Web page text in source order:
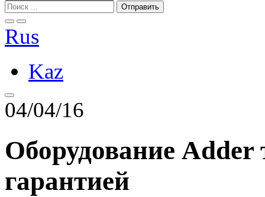
Rus
Kaz
04/04/16
Оборудование Adder
гарантией